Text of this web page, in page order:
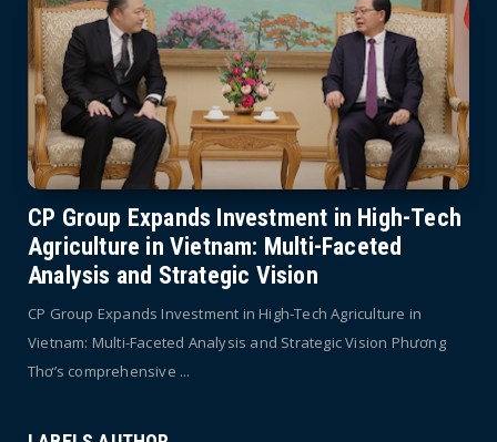
CP Group Expands Investment in High-Tech
Agriculture in Vietnam: Multi-Faceted
Analysis and Strategic Vision
CP Group Expands Investment in High-Tech Agriculture in
Vietnam: Multi-Faceted Analysis and Strategic Vision Phương
Thơ’s comprehensive ...